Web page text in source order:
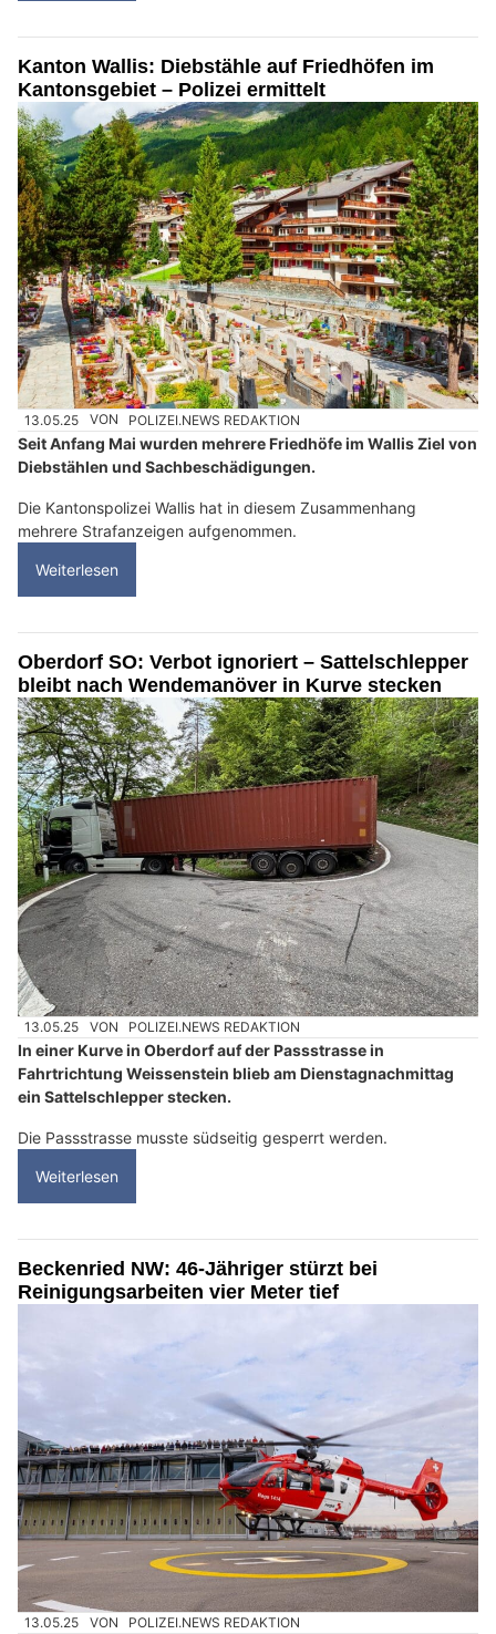
Kanton Wallis: Diebstähle auf Friedhöfen im
Kantonsgebiet – Polizei ermittelt
13.05.25 VON POLIZEI.NEWS REDAKTION
Seit Anfang Mai wurden mehrere Friedhöfe im Wallis Ziel von
Diebstählen und Sachbeschädigungen.
Die Kantonspolizei Wallis hat in diesem Zusammenhang
mehrere Strafanzeigen aufgenommen.
Weiterlesen
Oberdorf SO: Verbot ignoriert – Sattelschlepper
bleibt nach Wendemanöver in Kurve stecken
13.05.25 VON POLIZEI.NEWS REDAKTION
In einer Kurve in Oberdorf auf der Passstrasse in
Fahrtrichtung Weissenstein blieb am Dienstagnachmittag
ein Sattelschlepper stecken.
Die Passstrasse musste südseitig gesperrt werden.
Weiterlesen
Beckenried NW: 46-Jähriger stürzt bei
Reinigungsarbeiten vier Meter tief
13.05.25 VON POLIZEI.NEWS REDAKTION